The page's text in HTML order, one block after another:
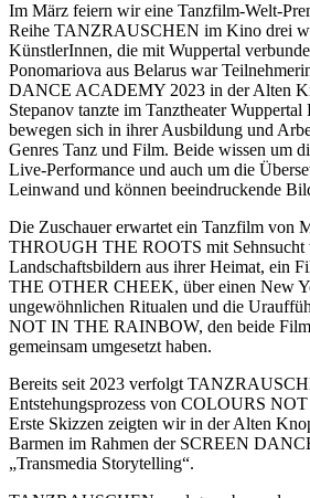
Im März feiern wir eine Tanzfilm-Welt-
Reihe TANZRAUSCHEN im Kino drei
KünstlerInnen, die mit Wuppertal
Ponomariova aus Belarus war
DANCE ACADEMY 2023 in der Alten
Stepanov tanzte im Tanztheater
bewegen sich in ihrer Ausbildung und
Genres Tanz und Film. Beide wissen um
Live-Performance und auch um die
Leinwand und können beeindruckende
Die Zuschauer erwartet ein Tanzfilm von
THROUGH THE ROOTS mit Sehnsucht
Landschaftsbildern aus ihrer Heimat, ein
THE OTHER CHEEK, über einen New
ungewöhnlichen Ritualen und die
NOT IN THE RAINBOW, den beide
gemeinsam umgesetzt haben.
Bereits seit 2023 verfolgt
Entstehungsprozess von COLOURS
Erste Skizzen zeigten wir in der Alten
Barmen im Rahmen der SCREEN
„Transmedia Storytelling“.